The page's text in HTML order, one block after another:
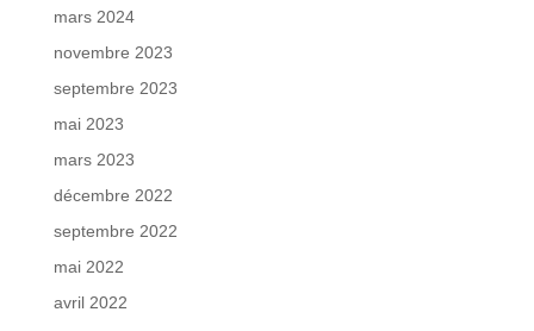
mars 2024
novembre 2023
septembre 2023
mai 2023
mars 2023
décembre 2022
septembre 2022
mai 2022
avril 2022